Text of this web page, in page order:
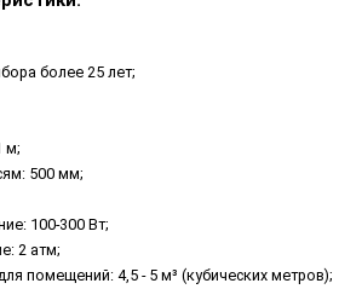
более 25 лет;
м;
500 мм;
100-300 Вт;
2 атм;
помещений: 4,5 - 5 м³ (кубических метров);